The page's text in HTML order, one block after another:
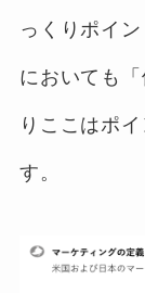
っくりポイ
においても
りここはポ
す。